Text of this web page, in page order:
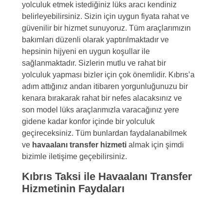
yolculuk etmek istediğiniz lüks aracı kendiniz
belirleyebilirsiniz. Sizin için uygun fiyata rahat ve
güvenilir bir hizmet sunuyoruz. Tüm araçlarımızın
bakımları düzenli olarak yaptırılmaktadır ve
hepsinin hijyeni en uygun koşullar ile
sağlanmaktadır. Sizlerin mutlu ve rahat bir
yolculuk yapması bizler için çok önemlidir. Kıbrıs’a
adım attığınız andan itibaren yorgunluğunuzu bir
kenara bırakarak rahat bir nefes alacaksınız ve
son model lüks araçlarımızla varacağınız yere
gidene kadar konfor içinde bir yolculuk
geçireceksiniz. Tüm bunlardan faydalanabilmek
ve havaalanı transfer hizmeti almak için şimdi
bizimle iletişime geçebilirsiniz.
Kıbrıs Taksi ile Havaalanı Transfer
Hizmetinin Faydaları